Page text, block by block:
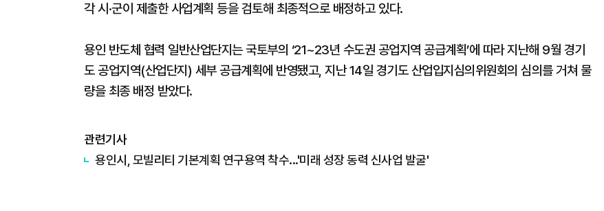
각 시·군이 제출한 사업계획 등을 검토해 최종적으로 배정하고 있다.
용인 반도체 협력 일반산업단지는 국토부의 ‘21~23년 수도권 공업지역 공급계획’에 따라 지난해 9월 경기
도 공업지역(산업단지) 세부 공급계획에 반영됐고, 지난 14일 경기도 산업입지심의위원회의 심의를 거쳐 물
량을 최종 배정 받았다.
관련기사
용인시, 모빌리티 기본계획 연구용역 착수...'미래 성장 동력 신사업 발굴'